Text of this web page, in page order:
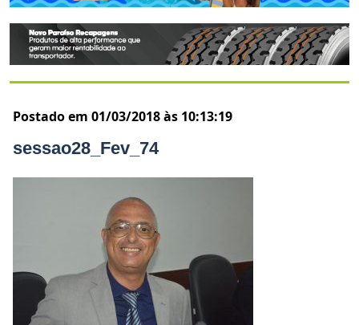
Postado em 01/03/2018 às 10:13:19
sessao28_Fev_74